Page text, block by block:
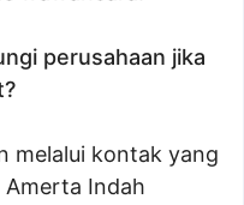
perusahaan jika
melalui kontak yang
Indah